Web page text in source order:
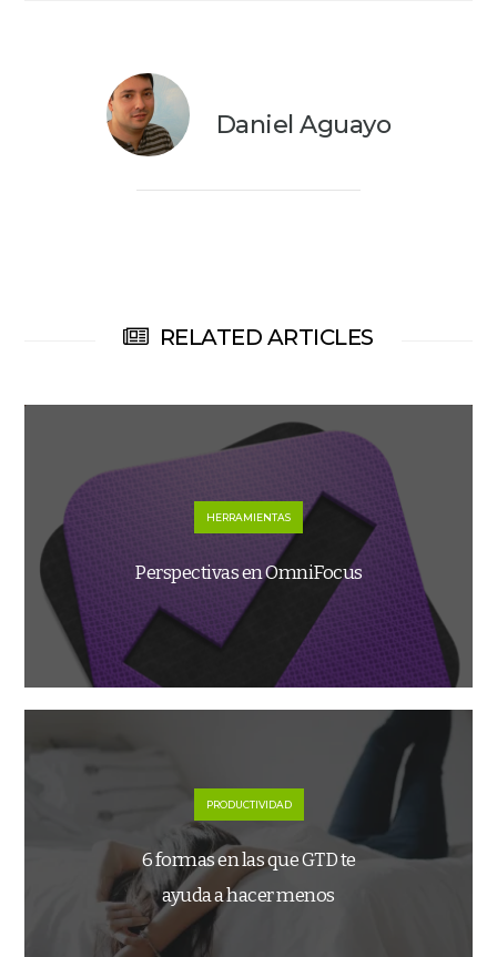
Daniel Aguayo
RELATED ARTICLES
HERRAMIENTAS
Perspectivas en OmniFocus
PRODUCTIVIDAD
6 formas en las que GTD te
ayuda a hacer menos